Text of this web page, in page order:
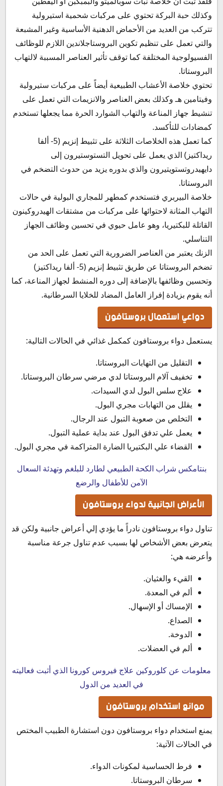
وكذلك حبة البركة تحتوي على مركبات شحمية استيرولية
تتركب من العديد من الأحماض الدهنية الأساسية وغير المشبعة
والتي تعمل على تنظيم تكوين البروستاجلاندين اللازم للوظائف
الفسيولوجية المختلفة كما توقف تأثير العناصر المسببة لالتهاب
البروستاتا.
تحتوي خلاصة الأعشاب الطبيعية أيضاً على مركبات ستيرولية
وفيتامين هـ وكذلك بعض العناصر والانزيمات التي تعمل على
تنشيط جهاز المناعة والتهاب الشوارد الحرة مما يجعلها تستخدم
كمضادات للتأكسد.
كما تعمل هذه الخلاصات الثلاثة على تثبيط إنزيم (5- ألفا
ريداكتيز) الذي يعمل على تحويل التستوستيرون إلى
دايهيدروتستويتيرون والذي بدوره يزيد من حدوث التضخم في
البروستاتا.
خلاصة البيربري فتستخدم كمطهر للمجاري البولية في حالات
التهاب المثانة لاحتوائها على مركبات من مشتقات الهيدروكينون
القاتلة للبكتيريا، وهو عامل حيوي في تحسين وظائف الجهاز
التناسلي.
الزنك يعتبر من العناصر الضرورية التي تعمل على الحد من
تضخم البروستاتا عن طريق تثبيط إنزيم (5- ألفا ريداكتيز)
وتحسين وظائفها بالإضافة إلى دوره المنشط لجهاز المناعة، كما
أنه يقوم بزيادة إفراز العامل المضاد للخلايا السرطانية.
دواعي استعمال بروستافون
يستعمل دواء بروستافون كمكمل غذائي في الحالات التالية:
التقليل من التهابات البروستاتا.
تخفيف آلام البروستاتا لدي مرضي سرطان البروستاتا.
علاج سلس البول لدي السيدات.
يقلل من التهابات مجري البول.
التخلص من صعوبة التبول عند الرجال.
يعمل علي تدفق البول عند بداية عملية التبول.
القضاء علي البكتيريا الضارة المتراكمة في مجري البول.
بنتامكس شراب الكحة الطبيعي لطارد للبلغم وتهدئة السعال
الآمن للأطفال والرضع
الأعراض الجانبية لدواء بروستافون
تناول دواء بروستافون نادراً ما يؤدي إلي أعراض جانبية ولكن قد
يتعرض بعض الأشخاص لها بسبب عدم تناول جرعة مناسبة
وأعرضه هي:
القيء والغثيان.
ألم في المعدة.
الإمساك أو الإسهال.
الصداع.
الدوخة.
ألم في العضلات.
معلومات عن كلوروكين علاج فيروس كورونا الذي أثبت فعاليته
في العديد من الدول
موانع استخدام بروستافون
يمنع استخدام دواء بروستافون دون استشارة الطبيب المختص
في الحالات الآتية:
فرط الحساسية لمكونات الدواء.
سرطان البروستاتا.